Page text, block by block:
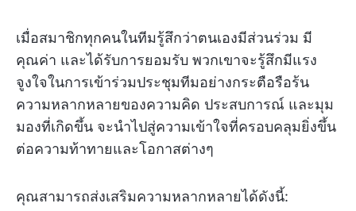
เมื่อสมาชิกทุกคนในทีมรู้สึกว่าตนเองมีส่วนร่วม มี
คุณค่า และได้รับการยอมรับ พวกเขาจะรู้สึกมีแรง
จูงใจในการเข้าร่วมประชุมทีมอย่างกระตือรือร้น
ความหลากหลายของความคิด ประสบการณ์ และมุม
มองที่เกิดขึ้น จะนำไปสู่ความเข้าใจที่ครอบคลุมยิ่งขึ้น
ต่อความท้าทายและโอกาสต่างๆ
คุณสามารถส่งเสริมความหลากหลายได้ดังนี้: